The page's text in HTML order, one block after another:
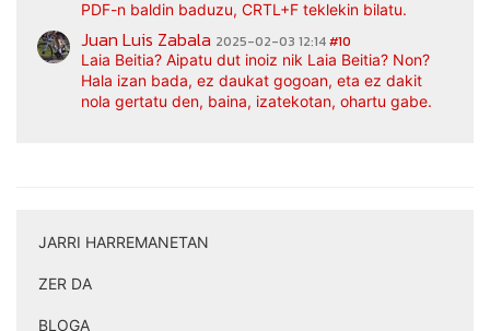
PDF-n baldin baduzu, CRTL+F teklekin bilatu.
Juan Luis Zabala 2025-02-03 12:14#10
Laia Beitia? Aipatu dut inoiz nik Laia Beitia? Non?
Hala izan bada, ez daukat gogoan, eta ez dakit
nola gertatu den, baina, izatekotan, ohartu gabe.
JARRI HARREMANETAN
ZER DA
BLOGA